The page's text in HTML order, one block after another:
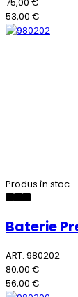
53,00 €
Produs în stoc
Baterie
ART: 980202
80,00 €
56,00 €